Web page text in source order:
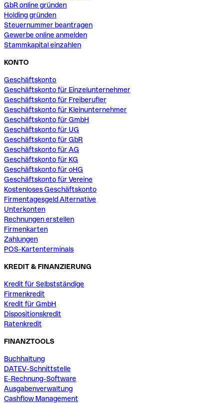
GbR online gründen
Holding gründen
Steuernummer beantragen
Gewerbe online anmelden
Stammkapital einzahlen
KONTO
Geschäftskonto
Geschäftskonto für Einzelunternehmer
Geschäftskonto für Freiberufler
Geschäftskonto für Kleinunternehmer
Geschäftskonto für GmbH
Geschäftskonto für UG
Geschäftskonto für GbR
Geschäftskonto für AG
Geschäftskonto für KG
Geschäftskonto für oHG
Geschäftskonto für Vereine
Kostenloses Geschäftskonto
Firmentagesgeld Alternative
Unterkonten
Rechnungen erstellen
Firmenkarten
Zahlungen
POS-Kartenterminals
KREDIT & FINANZIERUNG
Kredit für Selbstständige
Firmenkredit
Kredit für GmbH
Dispositionskredit
Ratenkredit
FINANZTOOLS
Buchhaltung
DATEV-Schnittstelle
E-Rechnung-Software
Ausgabenverwaltung
Cashflow Management